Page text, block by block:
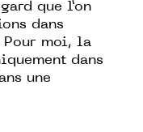
que l’on
dans
moi, la
dans
une